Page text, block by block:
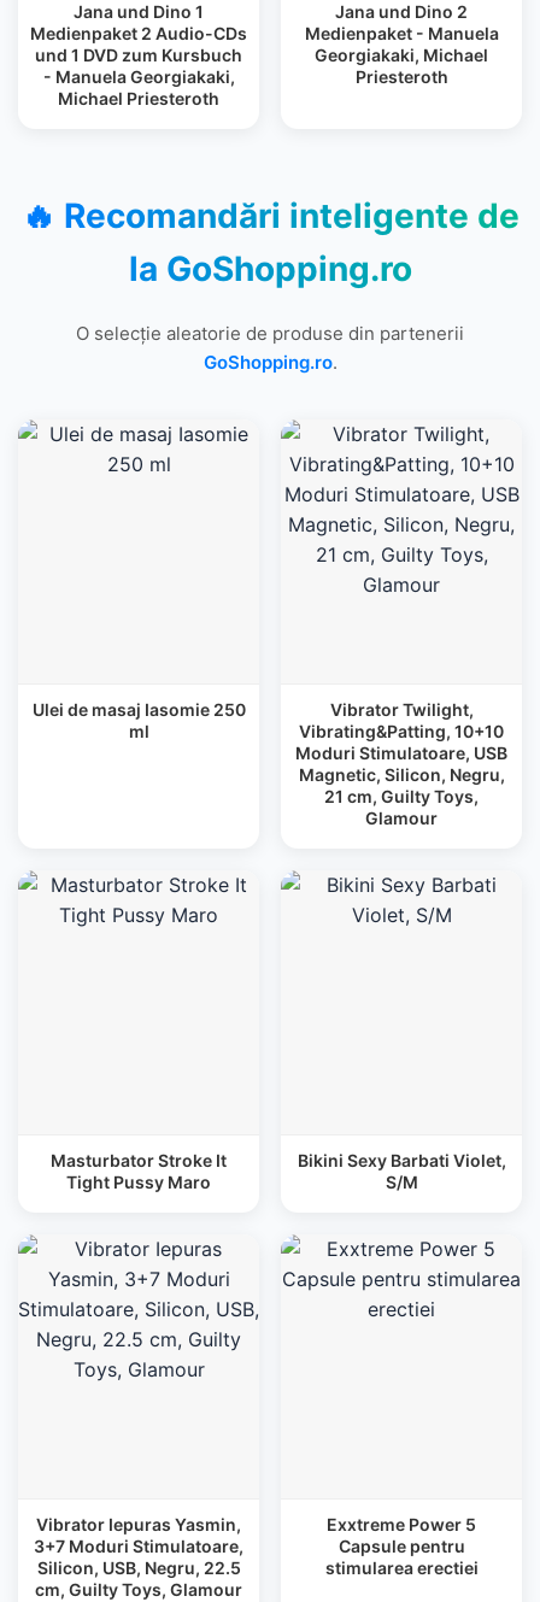
Jana und Dino 1
Medienpaket 2 Audio-CDs
und 1 DVD zum Kursbuch
- Manuela Georgiakaki,
Michael Priesteroth
Jana und Dino 2
Medienpaket - Manuela
Georgiakaki, Michael
Priesteroth
🔥 Recomandări inteligente de
la GoShopping.ro
O selecție aleatorie de produse din partenerii
GoShopping.ro.
Ulei de masaj Iasomie 250
ml
Vibrator Twilight,
Vibrating&Patting, 10+10
Moduri Stimulatoare, USB
Magnetic, Silicon, Negru,
21 cm, Guilty Toys,
Glamour
Masturbator Stroke It
Tight Pussy Maro
Bikini Sexy Barbati Violet,
S/M
Vibrator Iepuras Yasmin,
3+7 Moduri Stimulatoare,
Silicon, USB, Negru, 22.5
cm, Guilty Toys, Glamour
Exxtreme Power 5
Capsule pentru
stimularea erectiei